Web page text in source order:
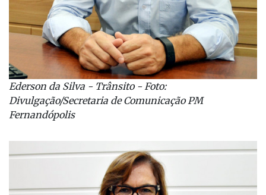
Ederson da Silva - Trânsito - Foto:
Divulgação/Secretaria de Comunicação PM
Fernandópolis